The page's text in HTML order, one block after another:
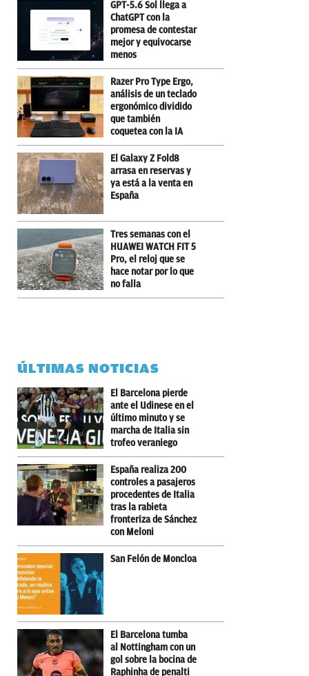
GPT-5.6 Sol llega a
ChatGPT con la
promesa de contestar
mejor y equivocarse
menos
Razer Pro Type Ergo,
análisis de un teclado
ergonómico dividido
que también
coquetea con la IA
El Galaxy Z Fold8
arrasa en reservas y
ya está a la venta en
España
Tres semanas con el
HUAWEI WATCH FIT 5
Pro, el reloj que se
hace notar por lo que
no falla
ÚLTIMAS NOTICIAS
El Barcelona pierde
ante el Udinese en el
último minuto y se
marcha de Italia sin
trofeo veraniego
España realiza 200
controles a pasajeros
procedentes de Italia
tras la rabieta
fronteriza de Sánchez
con Meloni
San Felón de Moncloa
El Barcelona tumba
al Nottingham con un
gol sobre la bocina de
Raphinha de penalti